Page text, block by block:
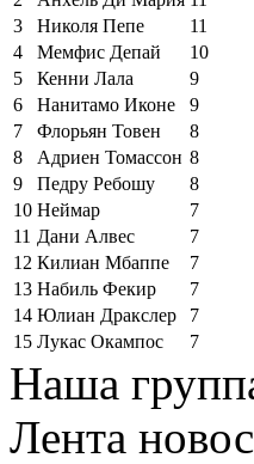
3
Николя Пепе
11
4
Мемфис Депай
10
5
Кенни Лала
9
6
Нанитамо Иконе
9
7
Флорьян Товен
8
8
Адриен Томассон 8
9
Педру Ребошу
8
10 Неймар
7
11 Дани Алвес
7
12 Килиан Мбаппе
7
13 Набиль Фекир
7
14 Юлиан Дракслер
7
15 Лукас Окампос 7
Наша
Лента